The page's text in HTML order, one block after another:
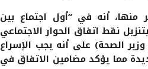
منها، أنه في “أول اجتماع بين
تم الالتزام بالتسريع بتنزيل نقط اتفاق الحوار الاجتماعي
23 يوليوز 2024، حيث أكدتم (أي وزير الصحة) على أنه يجب الإسراع
مما يؤكد مضامين الاتفاق في